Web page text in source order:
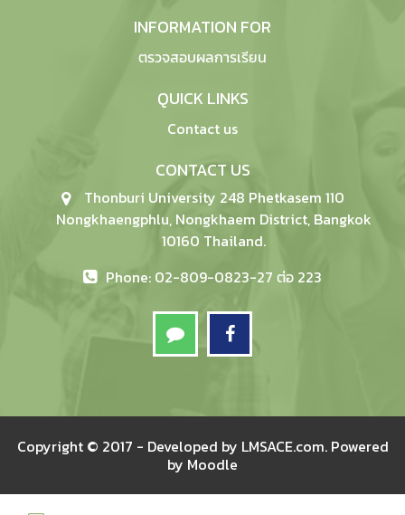
INFORMATION FOR
ตรวจสอบผลการเรียน
QUICK LINKS
Contact us
CONTACT US
Thonburi University 248 Phetkasem 110
Nongkhaengphlu, Nongkhaem District, Bangkok
10160 Thailand.
Phone: 02-809-0823-27 ต่อ 223
Copyright © 2017 - Developed by LMSACE.com. Powered
by Moodle